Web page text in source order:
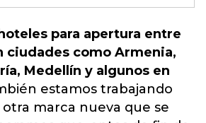
para apertura entre
ciudades como Armenia,
Medellín y algunos en
estamos trabajando
marca nueva que se